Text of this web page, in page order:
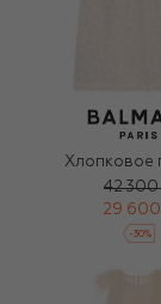
Хлопковое
42 300
29
-30%